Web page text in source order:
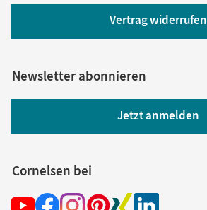
Vertrag widerrufen
Newsletter abonnieren
Jetzt anmelden
Cornelsen bei